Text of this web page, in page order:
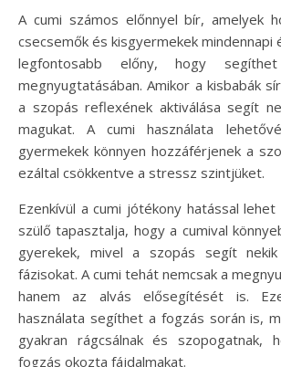
A cumi számos előnnyel bír, amelyek
csecsemők és kisgyermekek mindennapi
legfontosabb előny, hogy
megnyugtatásában. Amikor a kisbabák
a szopás reflexének aktiválása segít
magukat. A cumi használata
gyermekek könnyen hozzáférjenek a
ezáltal csökkentve a stressz szintjüket.
Ezenkívül a cumi jótékony hatással lehet
szülő tapasztalja, hogy a cumival
gyerekek, mivel a szopás segít
fázisokat. A cumi tehát nemcsak a
hanem az alvás elősegítését is.
használata segíthet a fogzás során is,
gyakran rágcsálnak és szopogatnak,
fogzás okozta fájdalmakat.